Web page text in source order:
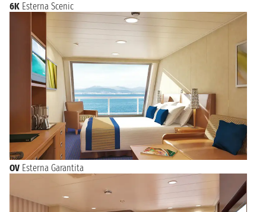
6K Esterna Scenic
OV Esterna Garantita